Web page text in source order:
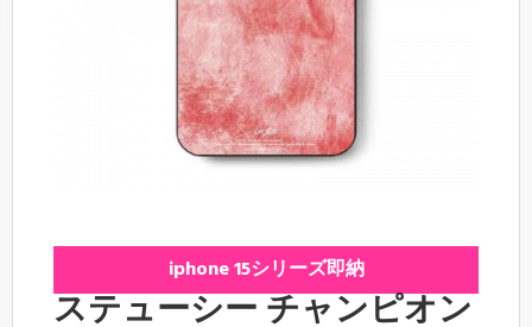
iphone 15シリーズ即納
ステューシー チャンピオン